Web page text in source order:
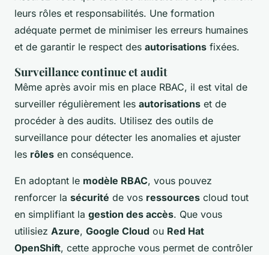
leurs rôles et responsabilités. Une formation
adéquate permet de minimiser les erreurs humaines
et de garantir le respect des autorisations fixées.
Surveillance continue et audit
Même après avoir mis en place RBAC, il est vital de
surveiller régulièrement les autorisations et de
procéder à des audits. Utilisez des outils de
surveillance pour détecter les anomalies et ajuster
les rôles en conséquence.
En adoptant le modèle RBAC, vous pouvez
renforcer la sécurité de vos ressources cloud tout
en simplifiant la gestion des accès. Que vous
utilisiez Azure, Google Cloud ou Red Hat
OpenShift, cette approche vous permet de contrôler